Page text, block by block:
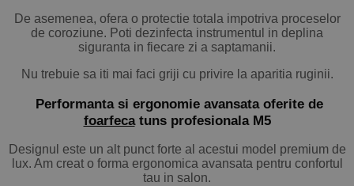
De asemenea, ofera o protectie totala impotriva proceselor
de coroziune. Poti dezinfecta instrumentul in deplina
siguranta in fiecare zi a saptamanii.
Nu trebuie sa iti mai faci griji cu privire la aparitia ruginii.
Performanta si ergonomie avansata oferite de
foarfecatuns profesionala M5
Designul este un alt punct forte al acestui model premium de
lux. Am creat o forma ergonomica avansata pentru confortul
tau in salon.